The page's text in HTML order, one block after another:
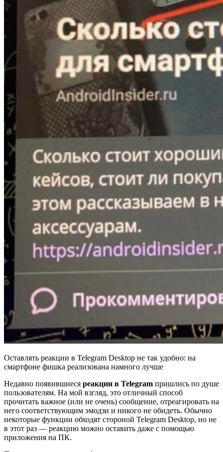
Оставлять реакции в Telegram Desktop не так удобно: на
смартфоне фишка реализована намного лучше
Недавно появившиеся реакции в Telegram пришлись по душе
пользователям. На мой взгляд, это отличный способ
прочитать важное (или не очень) сообщение, отреагировать на
него соответствующим эмодзи и никого не обидеть. Обычно
некоторые функции обходят стороной Telegram Desktop, но не
в этот раз — реакцию можно оставить даже с помощью
приложения на ПК.